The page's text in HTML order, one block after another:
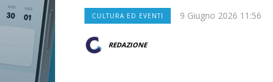
CULTURA ED EVENTI 9 Giugno 2026 11:56
REDAZIONE